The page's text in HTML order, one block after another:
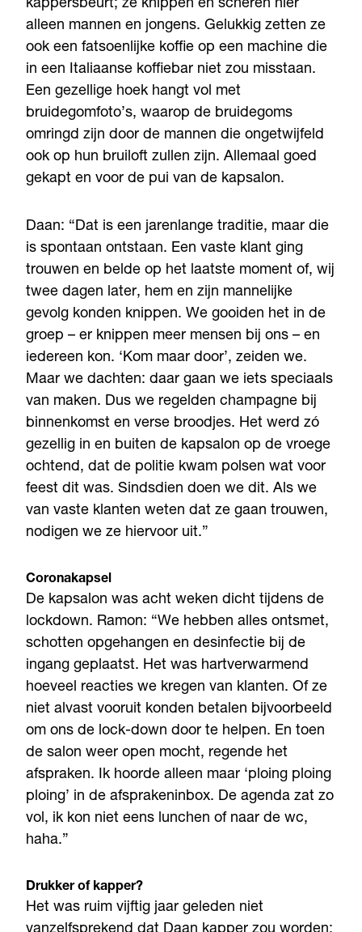
kappersbeurt; ze knippen en scheren hier
alleen mannen en jongens. Gelukkig zetten ze
ook een fatsoenlijke koffie op een machine die
in een Italiaanse koffiebar niet zou misstaan.
Een gezellige hoek hangt vol met
bruidegomfoto’s, waarop de bruidegoms
omringd zijn door de mannen die ongetwijfeld
ook op hun bruiloft zullen zijn. Allemaal goed
gekapt en voor de pui van de kapsalon.
Daan: “Dat is een jarenlange traditie, maar die
is spontaan ontstaan. Een vaste klant ging
trouwen en belde op het laatste moment of, wij
twee dagen later, hem en zijn mannelijke
gevolg konden knippen. We gooiden het in de
groep – er knippen meer mensen bij ons – en
iedereen kon. ‘Kom maar door’, zeiden we.
Maar we dachten: daar gaan we iets speciaals
van maken. Dus we regelden champagne bij
binnenkomst en verse broodjes. Het werd zó
gezellig in en buiten de kapsalon op de vroege
ochtend, dat de politie kwam polsen wat voor
feest dit was. Sindsdien doen we dit. Als we
van vaste klanten weten dat ze gaan trouwen,
nodigen we ze hiervoor uit.”
Coronakapsel
De kapsalon was acht weken dicht tijdens de
lockdown. Ramon: “We hebben alles ontsmet,
schotten opgehangen en desinfectie bij de
ingang geplaatst. Het was hartverwarmend
hoeveel reacties we kregen van klanten. Of ze
niet alvast vooruit konden betalen bijvoorbeeld
om ons de lock-down door te helpen. En toen
de salon weer open mocht, regende het
afspraken. Ik hoorde alleen maar ‘ploing ploing
ploing’ in de afsprakeninbox. De agenda zat zo
vol, ik kon niet eens lunchen of naar de wc,
haha.”
Drukker of kapper?
Het was ruim vijftig jaar geleden niet